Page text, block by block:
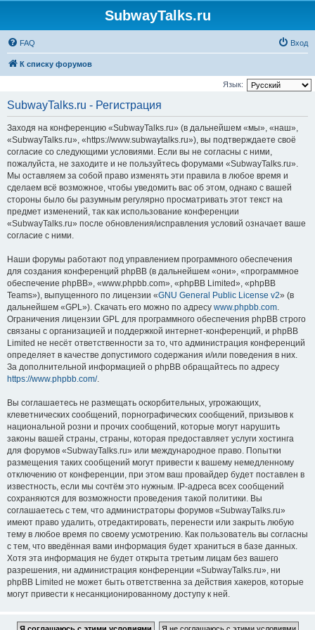
SubwayTalks.ru
FAQ Вход
К списку форумов
Язык:
SubwayTalks.ru - Регистрация
Заходя на конференцию «SubwayTalks.ru» (в дальнейшем «мы», «наш»,
«SubwayTalks.ru», «https://www.subwaytalks.ru»), вы подтверждаете своё
согласие со следующими условиями. Если вы не согласны с ними,
пожалуйста, не заходите и не пользуйтесь форумами «SubwayTalks.ru».
Мы оставляем за собой право изменять эти правила в любое время и
сделаем всё возможное, чтобы уведомить вас об этом, однако с вашей
стороны было бы разумным регулярно просматривать этот текст на
предмет изменений, так как использование конференции
«SubwayTalks.ru» после обновления/исправления условий означает ваше
согласие с ними.
Наши форумы работают под управлением программного обеспечения
для создания конференций phpBB (в дальнейшем «они», «программное
обеспечение phpBB», «www.phpbb.com», «phpBB Limited», «phpBB
Teams»), выпущенного по лицензии «GNU General Public License v2» (в
дальнейшем «GPL»). Скачать его можно по адресу www.phpbb.com.
Ограничения лицензии GPL для программного обеспечения phpBB строго
связаны с организацией и поддержкой интернет-конференций, и phpBB
Limited не несёт ответственности за то, что администрация конференций
определяет в качестве допустимого содержания и/или поведения в них.
За дополнительной информацией о phpBB обращайтесь по адресу
https://www.phpbb.com/.
Вы соглашаетесь не размещать оскорбительных, угрожающих,
клеветнических сообщений, порнографических сообщений, призывов к
национальной розни и прочих сообщений, которые могут нарушить
законы вашей страны, страны, которая предоставляет услуги хостинга
для форумов «SubwayTalks.ru» или международное право. Попытки
размещения таких сообщений могут привести к вашему немедленному
отключению от конференции, при этом ваш провайдер будет поставлен в
известность, если мы сочтём это нужным. IP-адреса всех сообщений
сохраняются для возможности проведения такой политики. Вы
соглашаетесь с тем, что администраторы форумов «SubwayTalks.ru»
имеют право удалить, отредактировать, перенести или закрыть любую
тему в любое время по своему усмотрению. Как пользователь вы согласны
с тем, что введённая вами информация будет храниться в базе данных.
Хотя эта информация не будет открыта третьим лицам без вашего
разрешения, ни администрация конференции «SubwayTalks.ru», ни
phpBB Limited не может быть ответственна за действия хакеров, которые
могут привести к несанкционированному доступу к ней.